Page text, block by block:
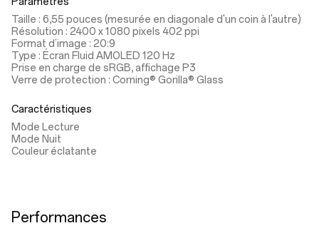
Taille : 6,55 pouces (mesurée en diagonale d'un coin à l'autre)
Résolution : 2400 x 1080 pixels 402 ppi
Format d’image : 20:9
Type : Écran Fluid AMOLED 120 Hz
Prise en charge de sRGB, affichage P3
Verre de protection : Corning® Gorilla® Glass
Caractéristiques
Mode Lecture
Mode Nuit
Couleur éclatante
Performances